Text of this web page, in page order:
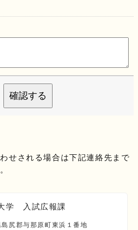
確認する
せされる場合は下記連絡先まで
学 入試広報課
尻郡与那原町東浜１番地